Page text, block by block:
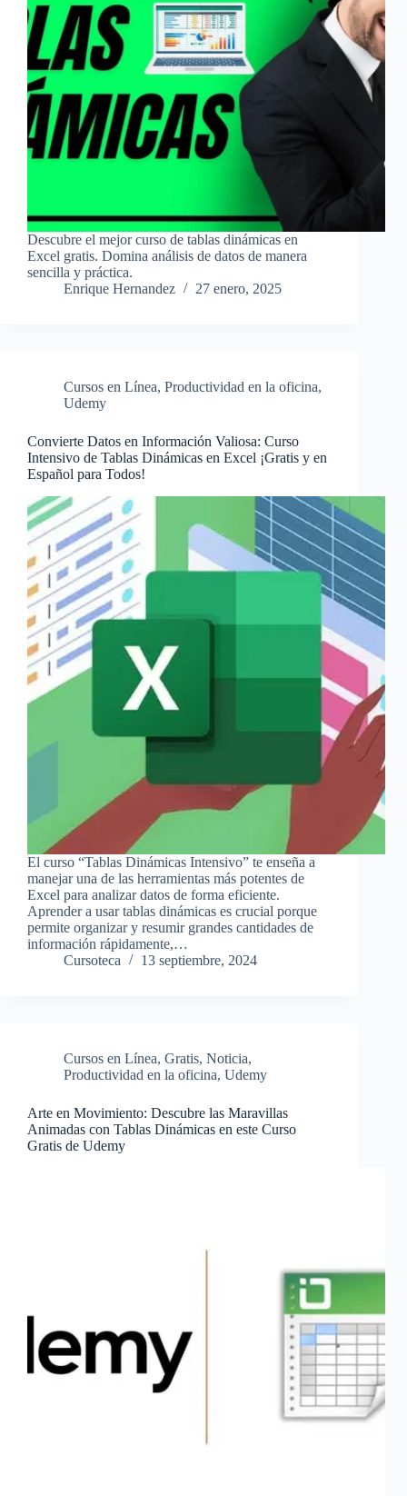
Descubre el mejor curso de tablas dinámicas en
Excel gratis. Domina análisis de datos de manera
sencilla y práctica.
Enrique Hernandez
27 enero, 2025
Cursos en Línea, Productividad en la oficina,
Udemy
Convierte Datos en Información Valiosa: Curso
Intensivo de Tablas Dinámicas en Excel ¡Gratis y en
Español para Todos!
El curso “Tablas Dinámicas Intensivo” te enseña a
manejar una de las herramientas más potentes de
Excel para analizar datos de forma eficiente.
Aprender a usar tablas dinámicas es crucial porque
permite organizar y resumir grandes cantidades de
información rápidamente,…
Cursoteca
13 septiembre, 2024
Cursos en Línea, Gratis, Noticia,
Productividad en la oficina, Udemy
Arte en Movimiento: Descubre las Maravillas
Animadas con Tablas Dinámicas en este Curso
Gratis de Udemy